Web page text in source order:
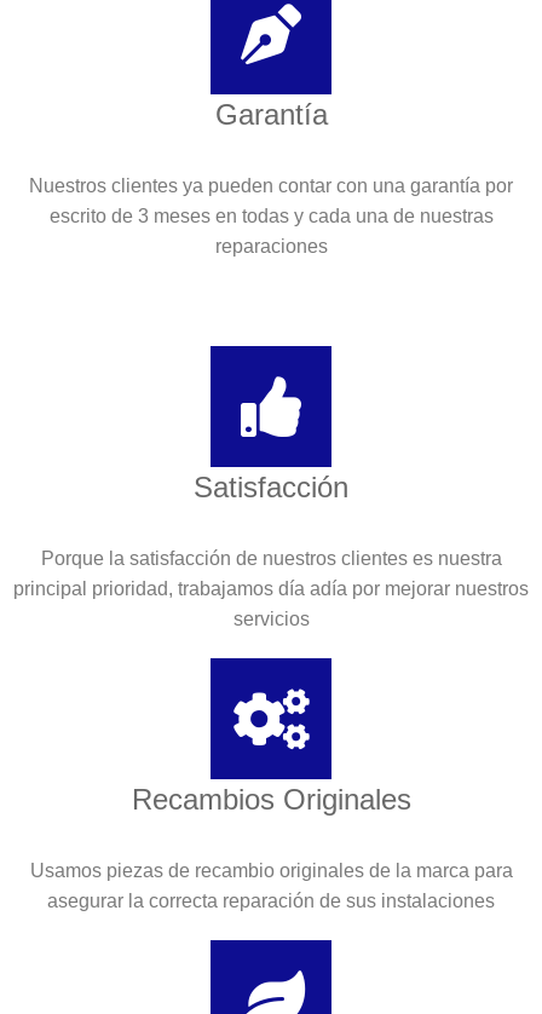
Garantía
Nuestros clientes ya pueden contar con una garantía por
escrito de 3 meses en todas y cada una de nuestras
reparaciones
Satisfacción
Porque la satisfacción de nuestros clientes es nuestra
principal prioridad, trabajamos día adía por mejorar nuestros
servicios
Recambios Originales
Usamos piezas de recambio originales de la marca para
asegurar la correcta reparación de sus instalaciones